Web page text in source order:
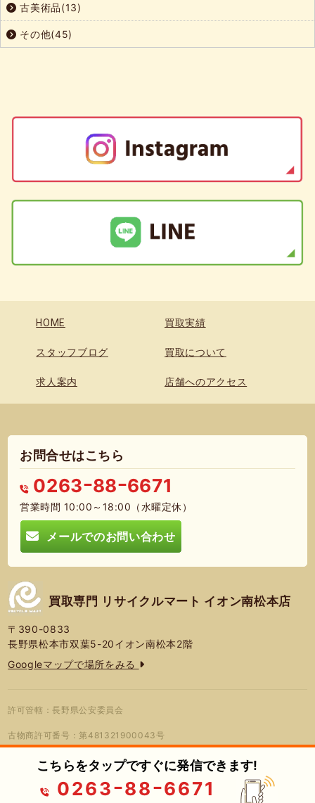
古美術品(13)
その他(45)
HOME 買取実績
スタッフブログ 買取について
求人案内 店舗へのアクセス
お問合せはこちら
0263ｰ88ｰ6671
営業時間 10:00～18:00（水曜定休）
メールでのお問い合わせ
買取専門 リサイクルマート イオン南松本店
〒390-0833
長野県松本市双葉5-20イオン南松本2階
Googleマップで場所をみる
許可管轄：長野県公安委員会
古物商許可番号：第481321900043号
プライバシーポリシー 蓮営会社
© 2026年 買取専門 リサイクルマート
イオン南松本店
こちらをタップですぐに発信できます!
0263ｰ88ｰ6671